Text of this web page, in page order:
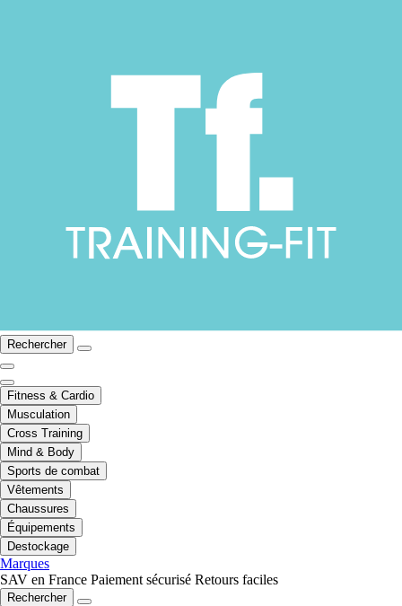
Rechercher
Fitness & Cardio
Musculation
Cross Training
Mind & Body
Sports de combat
Vêtements
Chaussures
Équipements
Destockage
Marques
SAV en France Paiement sécurisé Retours faciles
Rechercher